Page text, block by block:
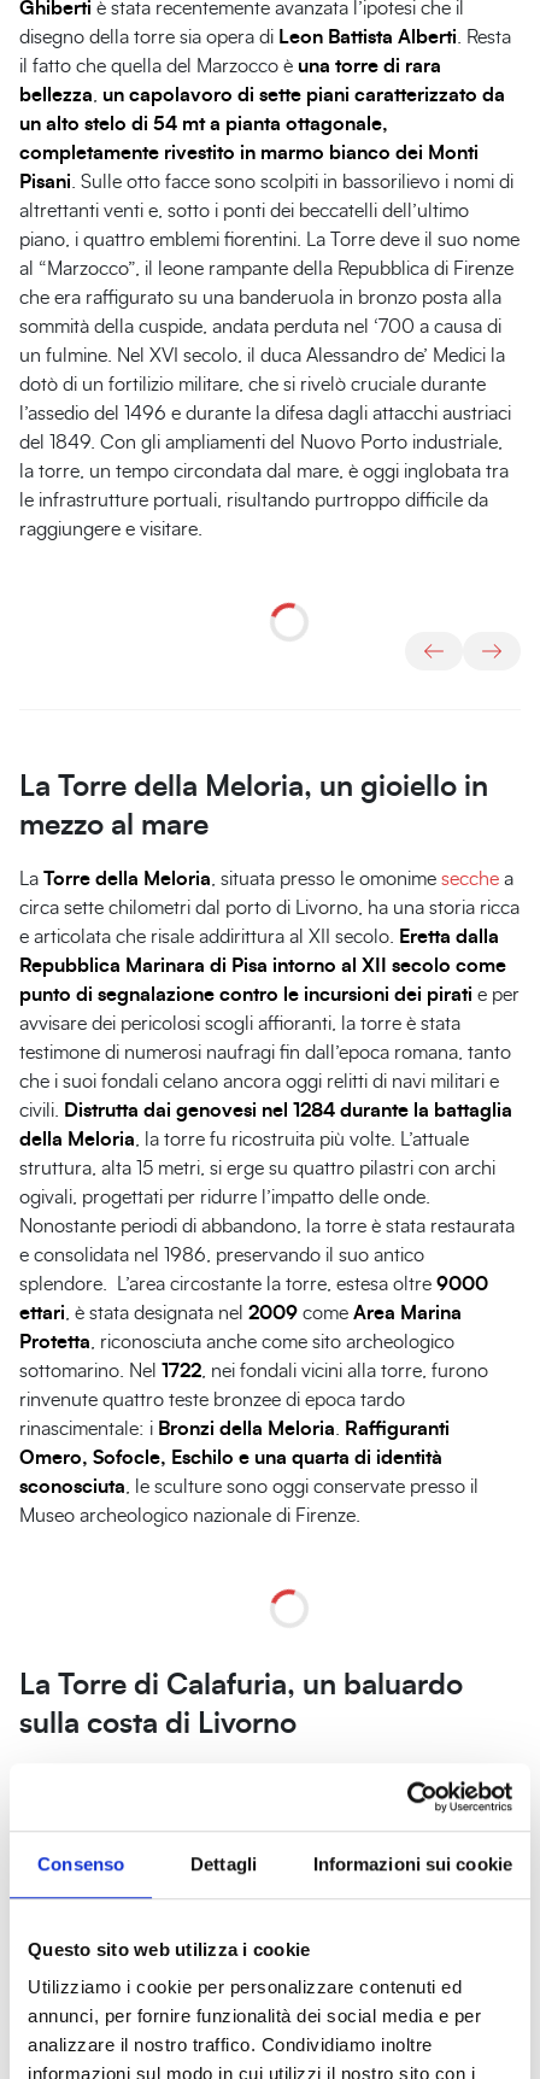
Consenso Dettagli Informazioni sui cookie
Questo sito web utilizza i cookie
Utilizziamo i cookie per personalizzare contenuti ed
annunci, per fornire funzionalità dei social media e per
analizzare il nostro traffico. Condividiamo inoltre
informazioni sul modo in cui utilizzi il nostro sito con i
Ghiberti è stata recentemente avanzata l’ipotesi che il
disegno della torre sia opera di Leon Battista Alberti. Resta
il fatto che quella del Marzocco è una torre di rara
bellezza, un capolavoro di sette piani caratterizzato da
un alto stelo di 54 mt a pianta ottagonale,
completamente rivestito in marmo bianco dei Monti
Pisani. Sulle otto facce sono scolpiti in bassorilievo i nomi di
altrettanti venti e, sotto i ponti dei beccatelli dell’ultimo
piano, i quattro emblemi fiorentini. La Torre deve il suo nome
al “Marzocco”, il leone rampante della Repubblica di Firenze
che era raffigurato su una banderuola in bronzo posta alla
sommità della cuspide, andata perduta nel ‘700 a causa di
un fulmine. Nel XVI secolo, il duca Alessandro de’ Medici la
dotò di un fortilizio militare, che si rivelò cruciale durante
l’assedio del 1496 e durante la difesa dagli attacchi austriaci
del 1849. Con gli ampliamenti del Nuovo Porto industriale,
la torre, un tempo circondata dal mare, è oggi inglobata tra
le infrastrutture portuali, risultando purtroppo difficile da
raggiungere e visitare.
La Torre della Meloria, un gioiello in
mezzo al mare
La Torre della Meloria, situata presso le omonime secche a
circa sette chilometri dal porto di Livorno, ha una storia ricca
e articolata che risale addirittura al XII secolo. Eretta dalla
Repubblica Marinara di Pisa intorno al XII secolo come
punto di segnalazione contro le incursioni dei pirati e per
avvisare dei pericolosi scogli affioranti, la torre è stata
testimone di numerosi naufragi fin dall’epoca romana, tanto
che i suoi fondali celano ancora oggi relitti di navi militari e
civili. Distrutta dai genovesi nel 1284 durante la battaglia
della Meloria, la torre fu ricostruita più volte. L’attuale
struttura, alta 15 metri, si erge su quattro pilastri con archi
ogivali, progettati per ridurre l’impatto delle onde.
Nonostante periodi di abbandono, la torre è stata restaurata
e consolidata nel 1986, preservando il suo antico
splendore. L’area circostante la torre, estesa oltre 9000
ettari, è stata designata nel 2009 come Area Marina
Protetta, riconosciuta anche come sito archeologico
sottomarino. Nel 1722, nei fondali vicini alla torre, furono
rinvenute quattro teste bronzee di epoca tardo
rinascimentale: i Bronzi della Meloria. Raffiguranti
Omero, Sofocle, Eschilo e una quarta di identità
sconosciuta, le sculture sono oggi conservate presso il
Museo archeologico nazionale di Firenze.
Meloria,
Livorno
La Torre di Calafuria, un baluardo
sulla costa di Livorno
si erge maestosa lungo il pittoresco
tratto di costa tra Antignano e Quercianella. Questa antica
postazione d’avvistamento,risalente al XVI secolo, era un
tassello fondamentale del vasto sistema difensivo di Livorno.
La sua posizione strategica permetteva infatti di comunicare
che giungeva fino alla città. L’architettura della torre è
decisamente imponente: alta circa 20 metri, con una pianta
quadrata con lati di quasi 8 metri, è sostenuta da un grande
basamento a scarpa che ospitava una cisterna per l’acqua
piovana. L’ingresso della torre si trova al primo piano,